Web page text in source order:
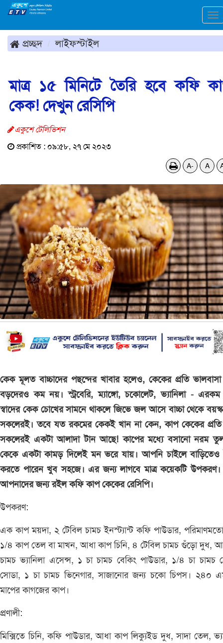
প্রচ্ছদ লাইফস্টাইল
মাত্র ১৫ মিনিটে তৈরি হবে কফি
কেক! দেখুন রেসিপি
একুশে টেলিভিশন
প্রকাশিত : ০৯:৫৮, ২৭ মে ২০২৩
A- A
কেক মূলত বাচ্চাদের পছন্দের খাবার হলেও, কেকের প্রতি ভালবাসা
বড়দেরও কম নয়। স্ট্রবেরি, ম্যাঙ্গো, চকোলেট, ভ্যানিলা - এরকম
স্বাদের কেক চোখের সামনে থাকলে জিভে জল আসে বাচ্চা থেকে বয়স্ক
সকলেরই। তবে যত রকমের কেকই খান না কেন, কাপ কেকের প্রতি
সকলেরই একটা আলাদা টান আছে! কাপের মধ্যে বসানো নরম
কেকে একটা কামড় দিলেই মন ভরে যায়। আপনি চাইলে বাড়িতেও
করতে পারেন খুব সহজে। এর জন্য লাগবে মাত্র কয়েকটি
আপনাদের জন্য রইল কফি কাপ কেকের রেসিপি।
উপকরণ:
এক কাপ ময়দা, ২ টেবিল চামচ ইনস্ট্যান্ট কফি পাউডার,
১/৪ কাপ তেল বা মাখন, আধা কাপ চিনি, ৪ টেবিল চামচ গুঁড়ো দুধ,
চামচ ভ্যানিলা এসেন্স, ১ চা চামচ বেকিং পাউডার, ১/৪ চা চামচ
সোডা, ১ চা চামচ ভিনেগার, সাজানোর জন্য চকো চিপস। ২৪০
মাপের কাগজের কাপ।
প্রণালী:
মিক্সিতে চিনি, কফি পাউডার, আধা কাপ লিক্যুইড দুধ, সাদা তেল,